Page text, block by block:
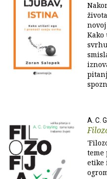
A. C.
teme
etike